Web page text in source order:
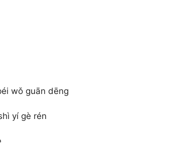
wǒ guān dēng
yí gè rén